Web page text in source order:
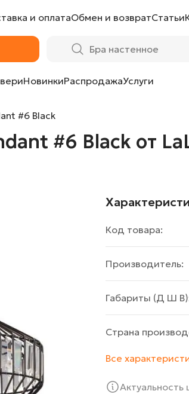
и оплатаОбмен и возвратСтатьи
НовинкиРаспродажаУслуги
#6 Black
#6 Black от
Код товара:
Производитель:
Габариты (Д Ш
Страна
Все
LaLume